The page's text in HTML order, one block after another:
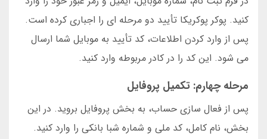
کنید. پوکر پوکریکا تأیید دو مرحله ای را اجباری کرده است.
پس از وارد کردن اطلاعات، کد تأیید به موبایل شما ارسال
می شود. این کد را در کادر مربوطه وارد کنید.
مرحله چهارم: تکمیل پروفایل
پس از فعال سازی حساب، به بخش پروفایل بروید. در این
بخش، نام کامل، کد ملی و شماره شبا بانکی را وارد کنید.